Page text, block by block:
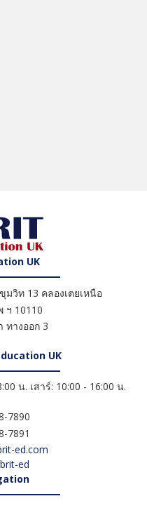
UK
วิท 13 คลองเตยเหนือ
ฯ 10110
ทางออก 3
UK
น. เสาร์: 10:00 - 16:00 น.
7890
7891
ed.com
ed